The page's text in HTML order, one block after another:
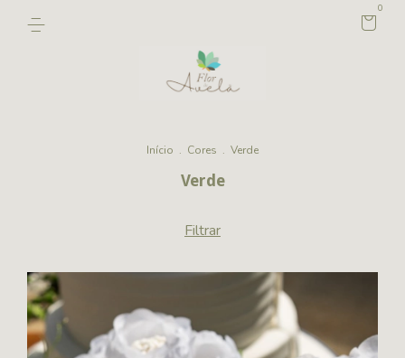
0
Início . Cores . Verde
Verde
Filtrar